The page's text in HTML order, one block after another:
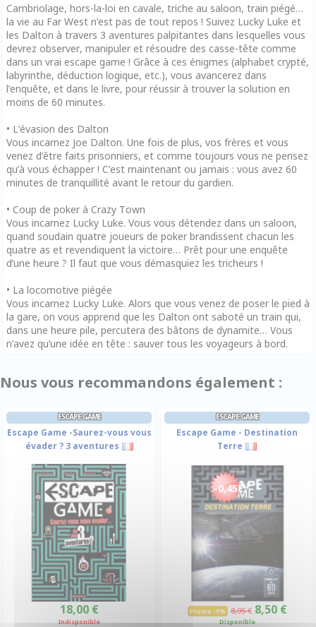
Cambriolage, hors-la-loi en cavale, triche au saloon, train piégé…
la vie au Far West n’est pas de tout repos ! Suivez Lucky Luke et
les Dalton à travers 3 aventures palpitantes dans lesquelles vous
devrez observer, manipuler et résoudre des casse-tête comme
dans un vrai escape game ! Grâce à ces énigmes (alphabet crypté,
labyrinthe, déduction logique, etc.), vous avancerez dans
l’enquête, et dans le livre, pour réussir à trouver la solution en
moins de 60 minutes.
• L’évasion des Dalton
Vous incarnez Joe Dalton. Une fois de plus, vos frères et vous
venez d’être faits prisonniers, et comme toujours vous ne pensez
qu’à vous échapper ! C’est maintenant ou jamais : vous avez 60
minutes de tranquillité avant le retour du gardien.
• Coup de poker à Crazy Town
Vous incarnez Lucky Luke. Vous vous détendez dans un saloon,
quand soudain quatre joueurs de poker brandissent chacun les
quatre as et revendiquent la victoire… Prêt pour une enquête
d’une heure ? Il faut que vous démasquiez les tricheurs !
• La locomotive piégée
Vous incarnez Lucky Luke. Alors que vous venez de poser le pied à
la gare, on vous apprend que les Dalton ont saboté un train qui,
dans une heure pile, percutera des bâtons de dynamite… Vous
n’avez qu’une idée en tête : sauver tous les voyageurs à bord.
Nous vous recommandons également :
ESCAPE GAME
Escape Game -Saurez-vous vous
évader ? 3 aventures
18,00 €
Indisponible
ESCAPE GAME
Escape Game - Destination
Terre
-0,45€
Promo -5% 8,95 € 8,50 €
Disponible